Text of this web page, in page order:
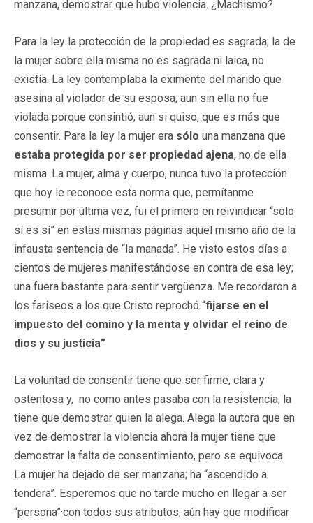
manzana, demostrar que hubo violencia. ¿Machismo?
Para la ley la protección de la propiedad es sagrada; la de
la mujer sobre ella misma no es sagrada ni laica, no
existía. La ley contemplaba la eximente del marido que
asesina al violador de su esposa; aun sin ella no fue
violada porque consintió; aun si quiso, que es más que
consentir. Para la ley la mujer era sólo una manzana que
estaba protegida por ser propiedad ajena, no de ella
misma. La mujer, alma y cuerpo, nunca tuvo la protección
que hoy le reconoce esta norma que, permítanme
presumir por última vez, fui el primero en reivindicar “sólo
sí es sí” en estas mismas páginas aquel mismo año de la
infausta sentencia de “la manada”. He visto estos días a
cientos de mujeres manifestándose en contra de esa ley;
una fuera bastante para sentir vergüenza. Me recordaron a
los fariseos a los que Cristo reprochó “fijarse en el
impuesto del comino y la menta y olvidar el reino de
dios y su justicia”
La voluntad de consentir tiene que ser firme, clara y
ostentosa y, no como antes pasaba con la resistencia, la
tiene que demostrar quien la alega. Alega la autora que en
vez de demostrar la violencia ahora la mujer tiene que
demostrar la falta de consentimiento, pero se equivoca.
La mujer ha dejado de ser manzana; ha “ascendido a
tendera”. Esperemos que no tarde mucho en llegar a ser
“persona”·con todos sus atributos; aún hay que modificar